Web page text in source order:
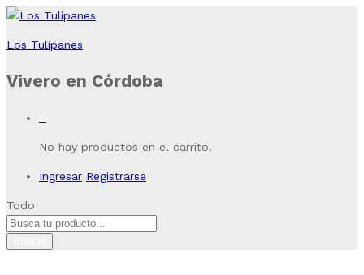
Los Tulipanes
Vivero en Córdoba
No hay productos en el carrito.
Ingresar Registrarse
Todo